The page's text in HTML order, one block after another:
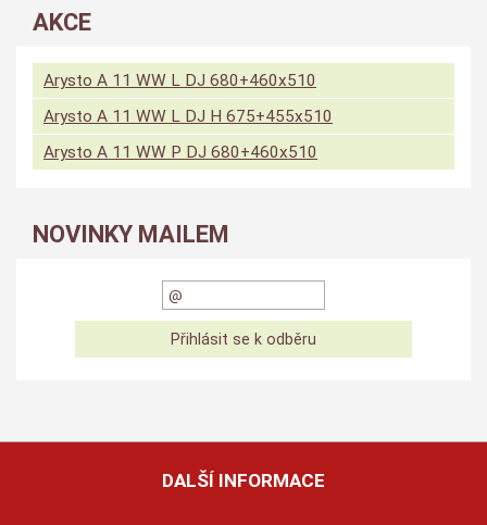
AKCE
Arysto A 11 WW L DJ 680+460x510
Arysto A 11 WW L DJ H 675+455x510
Arysto A 11 WW P DJ 680+460x510
NOVINKY MAILEM
DALŠÍ INFORMACE